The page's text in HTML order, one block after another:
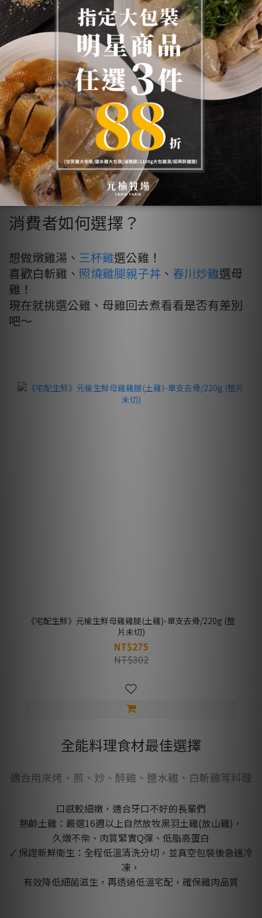
消費者如何選擇？
想做燉雞湯、 三杯雞選公雞！
喜歡白斬雞、 照燒雞腿親子丼 、 春川炒雞選母
雞！
現在就挑選公雞、母雞回去煮看看是否有差別
吧～
《宅配生鮮》元榆生鮮母雞雞腿(土雞)-單支去骨/220g (整
片未切)
NT$275
NT$302
全能料理食材最佳選擇
適合用來烤、煎、炒、醉雞、鹽水雞、白斬雞等料理
口感較細嫩，適合牙口不好的長輩們
熟齡土雞：嚴選16週以上自然放牧黑羽土雞(放山雞)，
久燉不柴、肉質緊實Q彈、低脂高蛋白
✓ 保證新鮮衛生：全程低溫清洗分切，並真空包裝後急速冷
凍，
有效降低細菌滋生，再透過低溫宅配，確保雞肉品質